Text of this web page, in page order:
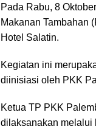
Pada Rabu, 8
Makanan Tambahan
Hotel Salatin.
Kegiatan ini
diinisiasi oleh PKK
Ketua TP PKK
dilaksanakan melalui